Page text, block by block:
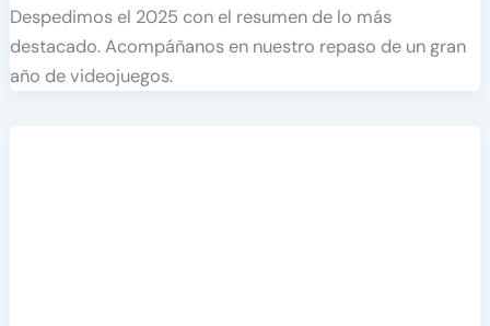
Despedimos el 2025 con el resumen de lo más
destacado. Acompáñanos en nuestro repaso de un gran
año de videojuegos.